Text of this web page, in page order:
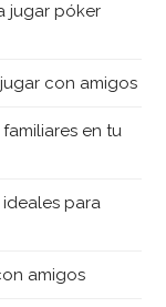
jugar póker
con amigos
en tu
para
amigos